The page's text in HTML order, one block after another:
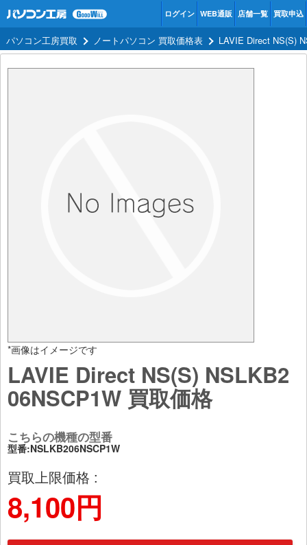
ログイン WEB通販 店舗一覧 買取申込
パソコン工房買取 ノートパソコン 買取価格表 LAVIE Direct NS(S)
*画像はイメージです
LAVIE Direct NS(S) NSLKB2
06NSCP1W 買取価格
こちらの機種の型番
型番:NSLKB206NSCP1W
買取上限価格 :
8,100円